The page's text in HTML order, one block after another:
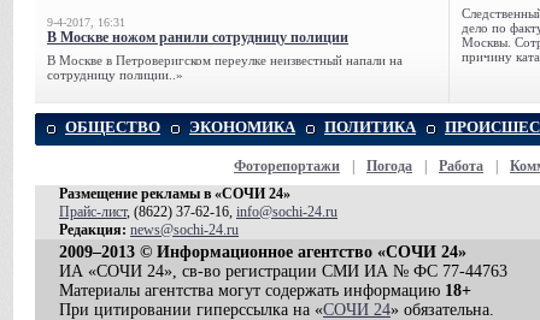
9-4-2017, 16:31
В Москве ножом ранили сотрудницу полиции
В Москве в Петроверигском переулке неизвестный напали на
сотрудницу полиции..»
дело по
Москвы.
причину
ОБЩЕСТВО ЭКОНОМИКА ПОЛИТИКА
Фоторепортажи Погода Работа
Размещение рекламы в «СОЧИ 24»
Прайс-лист, (8622) 37-62-16, info@sochi-24.ru
Редакция: news@sochi-24.ru
2009–2013 © Информационное агентство «СОЧИ 24»
ИА «СОЧИ 24», св-во регистрации СМИ ИА № ФС 77-44763
Материалы агентства могут содержать информацию 18+
При цитировании гиперссылка на «СОЧИ 24» обязательна.